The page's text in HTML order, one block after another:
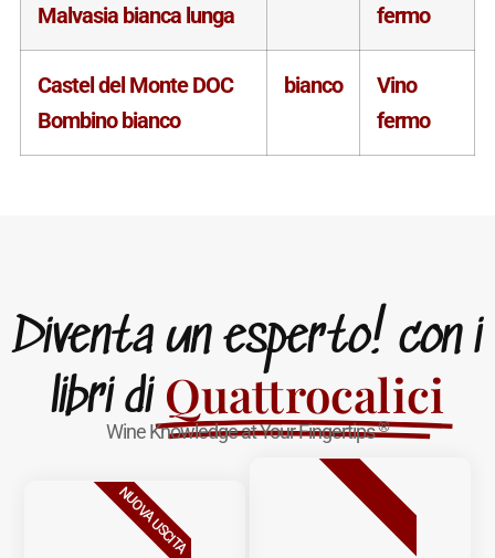
Malvasia bianca lunga
fermo
Castel del Monte DOC
Bombino bianco
bianco
Vino
fermo
Diventa un esperto! con i
libri di Quattrocalici
Wine Knowledge at Your Fingertips®
NUOVA USCITA BESTSELLER